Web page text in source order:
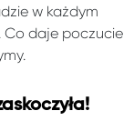
w każdym
Co daje poczucie